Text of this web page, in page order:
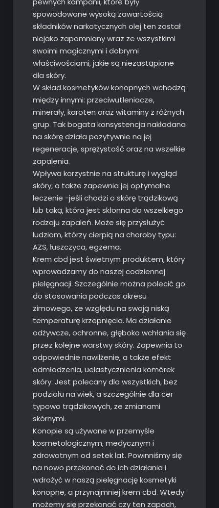
spowodowane wysoką zawartością
składników narkotycznych olej ten został
niejako zapomniany wraz ze wszystkimi
swoimi magicznymi i dobrymi
właściwościami, jakie są niezastąpione
dla skóry.
W skład kosmetyków konopnych wchodzą
między innymi: przeciwutleniacze,
minerały, karoten oraz witaminy z różnych
grup. Tak bogata konsystencja nakładana
na skórę działa pozytywnie na jej
regeneracje, sprężystość oraz na wszelkie
zapalenia.
Wpływa korzystnie na strukturę i wygląd
skóry, a także zapewnia jej optymalne
leczenie -jeśli chodzi o skórę trądzikową
lub taką, która jest skłonna do wszelkiego
rodzaju zapaleń. Może się przysłużyć
ludziom, którzy cierpią na choroby typu:
AZS, łuszczyca, egzema.
Krem cbd jest świetnym produktem, który
wprowadzamy do naszej codziennej
pielęgnacji. Szczególnie można polecić go
do stosowania podczas okresu
zimowego, ze względu na swoją niską
temperaturę krzepnięcia. Ma działanie
odżywcze, ochronne, głęboko wchłania się
przez kolejne warstwy skóry. Zapewnia to
odpowiednie nawilżenie, a także efekt
odmłodzenia, uelastycznienia komórek
skóry. Jest polecany dla wszystkich, bez
podziału na wiek, a szczególnie dla cer
typowo trądzikowych, ze zmianami
skórnymi.
Konopie są używane w przemyśle
kosmetologicznym, medycznym i
zdrowotnym od setek lat. Powinniśmy się
na nowo przekonać do ich działania i
wdrożyć w naszą pielęgnację kosmetyki
konopne, a przynajmniej krem cbd. Wtedy
możemy się przekonać czy ten zapach,